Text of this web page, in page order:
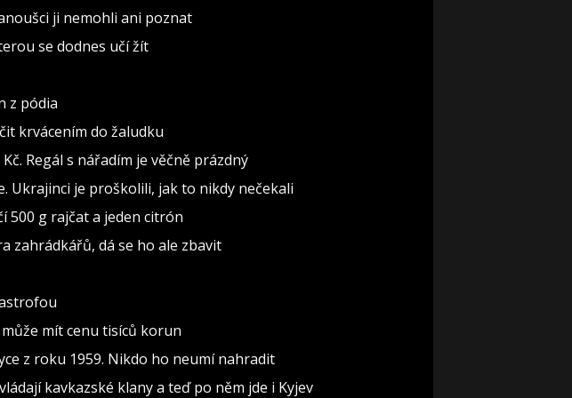
ji nemohli ani poznat
se dodnes učí žít
z pódia
krvácením do žaludku
Regál s nářadím je věčně prázdný
Ukrajinci je proškolili, jak to nikdy nečekali
500 g rajčat a jeden citrón
zahrádkářů, dá se ho ale zbavit
mít cenu tisíců korun
z roku 1959. Nikdo ho neumí nahradit
kavkazské klany a teď po něm jde i Kyjev